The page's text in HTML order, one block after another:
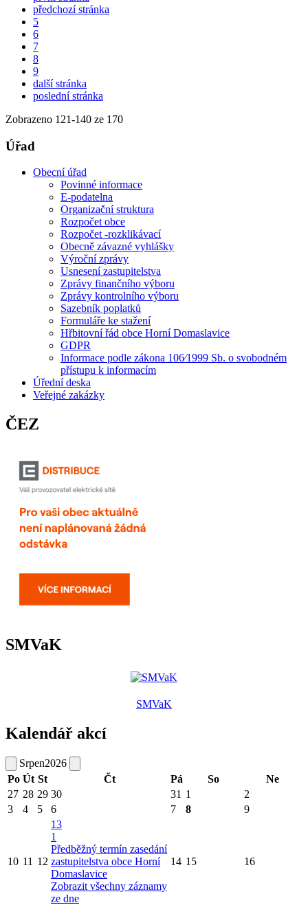
předchozí stránka
5
6
7
8
9
další stránka
poslední stránka
Zobrazeno 121-140 ze 170
Úřad
Obecní úřad
Povinné informace
E-podatelna
Organizační struktura
Rozpočet obce
Rozpočet -rozklikávací
Obecně závazné vyhlášky
Výroční zprávy
Usnesení zastupitelstva
Zprávy finančního výboru
Zprávy kontrolního výboru
Sazebník poplatků
Formuláře ke stažení
Hřbitovní řád obce Horní Domaslavice
GDPR
Informace podle zákona 106⁄1999 Sb. o svobodném
přístupu k informacím
Úřední deska
Veřejné zakázky
ČEZ
SMVaK
SMVaK
Kalendář akcí
Srpen2026
Po Út St Čt Pá So
Ne
27 28 29 30 31 1
2
3
4 5 6 7 8 9
10 11 12
13
1
Předběžný termín zasedání
zastupitelstva obce Horní
Domaslavice
Zobrazit všechny záznamy
ze dne
14 15 16